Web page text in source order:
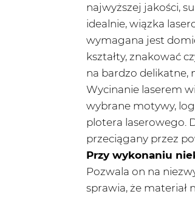
najwyższej jakości,
idealnie, wiązka
wymagana jest
kształty, znakować
na bardzo delikatne,
Wycinanie laserem
wybrane motywy,
plotera laserowego.
przeciągany przez
Przy wykonaniu
Pozwala on na
sprawia, że materiał